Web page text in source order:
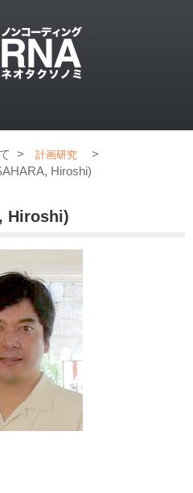
> 計画研究 >
Hiroshi)
Hiroshi)